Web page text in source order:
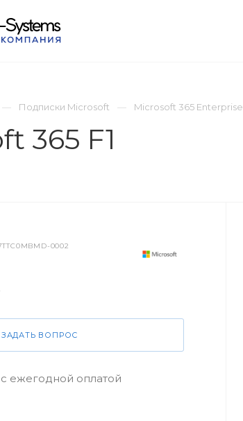
Подписки Microsoft Microsoft 365 Enterprise
365 F1
0002
ЗАДАТЬ ВОПРОС
ежегодной оплатой